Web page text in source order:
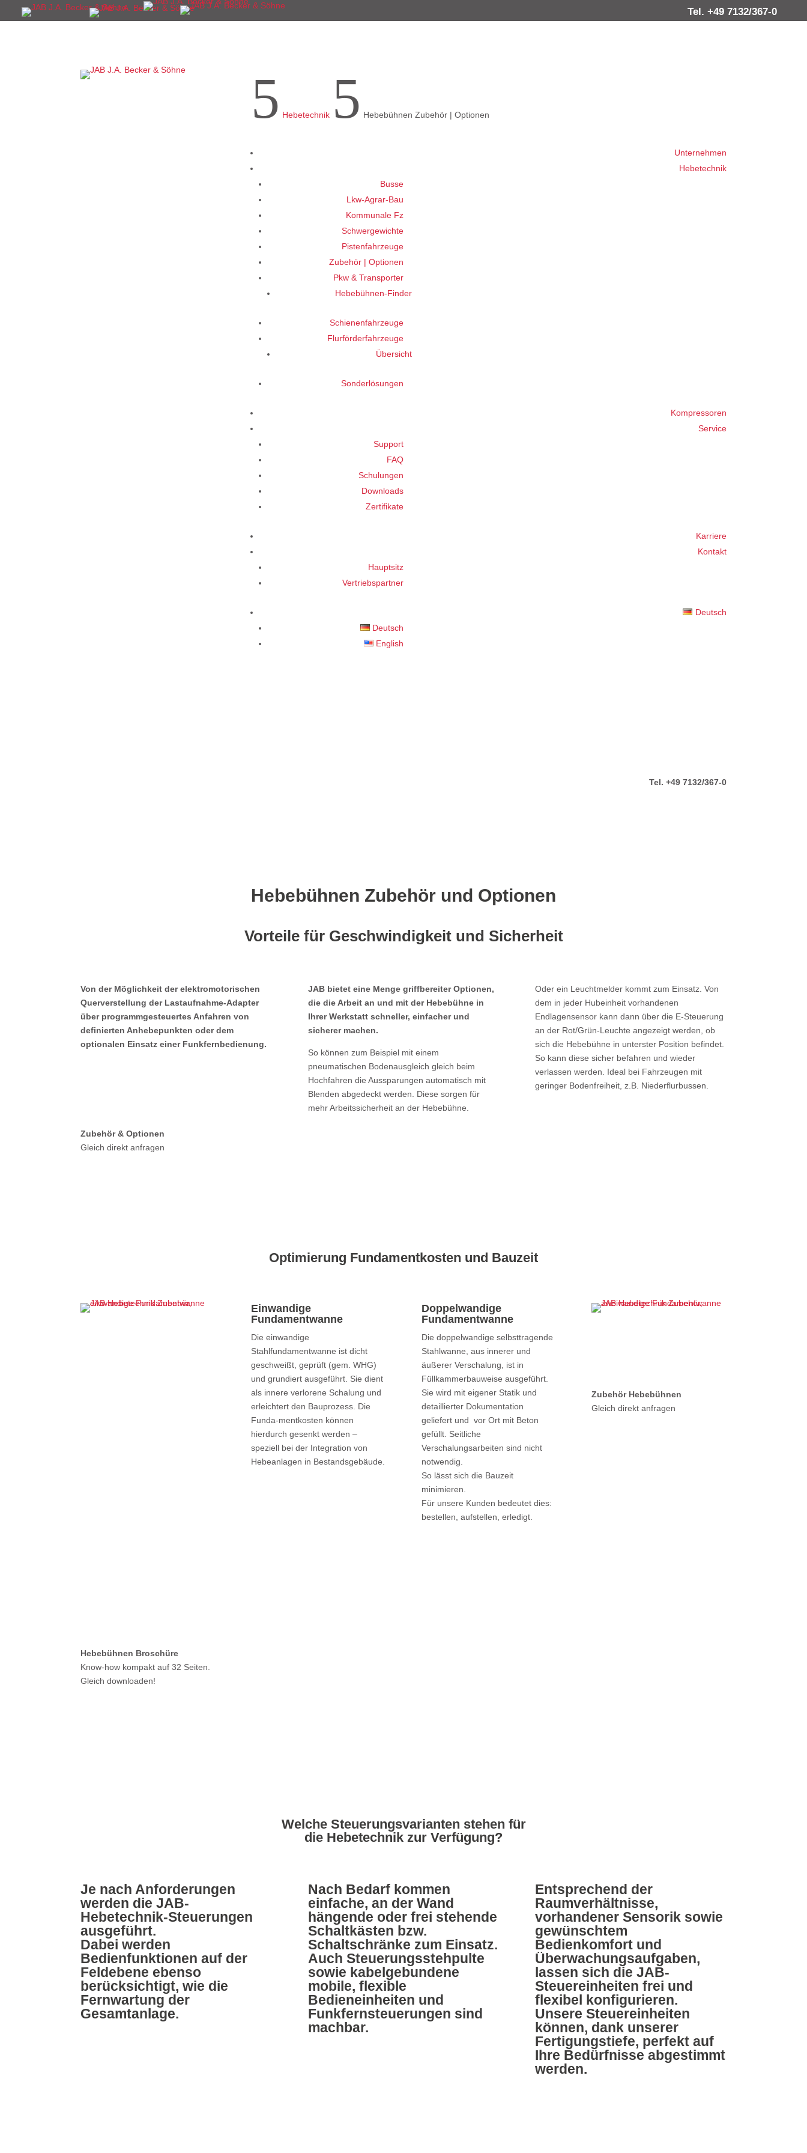
Tel. +49 7132/367-0
5 Hebetechnik 5 Hebebühnen Zubehör | Optionen
Unternehmen
Hebetechnik
Busse
Lkw-Agrar-Bau
Kommunale Fz
Schwergewichte
Pistenfahrzeuge
Zubehör | Optionen
Pkw & Transporter
Hebebühnen-Finder
Schienenfahrzeuge
Flurförderfahrzeuge
Übersicht
Sonderlösungen
Kompressoren
Service
Support
FAQ
Schulungen
Downloads
Zertifikate
Karriere
Kontakt
Hauptsitz
Vertriebspartner
Deutsch
Deutsch
English
Tel. +49 7132/367-0
Hebebühnen Zubehör und Optionen
Vorteile für Geschwindigkeit und Sicherheit
Von der Möglichkeit der elektromotorischen
Querverstellung der Lastaufnahme-Adapter
über programmgesteuertes Anfahren von
definierten Anhebepunkten oder dem
optionalen Einsatz einer Funkfernbedienung.
Zubehör & Optionen
Gleich direkt anfragen
JAB bietet eine Menge griffbereiter Optionen,
die die Arbeit an und mit der Hebebühne in
Ihrer Werkstatt schneller, einfacher und
sicherer machen.
So können zum Beispiel mit einem
pneumatischen Bodenausgleich gleich beim
Hochfahren die Aussparungen automatisch mit
Blenden abgedeckt werden. Diese sorgen für
mehr Arbeitssicherheit an der Hebebühne.
Oder ein Leuchtmelder kommt zum Einsatz. Von
dem in jeder Hubeinheit vorhandenen
Endlagensensor kann dann über die E-Steuerung
an der Rot/Grün-Leuchte angezeigt werden, ob
sich die Hebebühne in unterster Position befindet.
So kann diese sicher befahren und wieder
verlassen werden. Ideal bei Fahrzeugen mit
geringer Bodenfreiheit, z.B. Niederflurbussen.
Optimierung Fundamentkosten und Bauzeit
Einwandige
Fundamentwanne
Die einwandige
Stahlfundamentwanne ist dicht
geschweißt, geprüft (gem. WHG)
und grundiert aus­geführt. Sie dient
als innere verlorene Schalung und
erleichtert den Bauprozess. Die
Funda-mentkosten können
hierdurch gesenkt werden –
speziell bei der Integration von
Hebeanlagen in Bestands­gebäude.
Doppelwandige
Fundamentwanne
Die doppelwandige selbsttragende
Stahlwanne, aus innerer und
äußerer Verschalung, ist in
Füllkammerbauweise ausgeführt.
Sie wird mit eigener Statik und
detaillierter Dokumentation
geliefert und vor Ort mit Beton
gefüllt. Seitliche
Verschalungsarbeiten sind nicht
notwendig.
So lässt sich die Bauzeit
minimieren.
Für unsere Kunden bedeutet dies:
bestellen, aufstellen, erledigt.
Zubehör Hebebühnen
Gleich direkt anfragen
Hebebühnen Broschüre
Know-how kompakt auf 32 Seiten.
Gleich downloaden!
Welche Steuerungsvarianten stehen für
die Hebetechnik zur Verfügung?
Je nach Anforderungen
werden die JAB-
Hebetechnik-Steuerungen
ausgeführt.
Dabei werden
Bedienfunktionen auf der
Feldebene ebenso
berücksichtigt, wie die
Fernwartung der
Gesamtanlage.
Nach Bedarf kommen
einfache, an der Wand
hängende oder frei stehende
Schaltkästen bzw.
Schaltschränke zum Einsatz.
Auch Steuerungsstehpulte
sowie kabelgebundene
mobile, flexible
Bedieneinheiten und
Funkfernsteuerungen sind
machbar.
Entsprechend der
Raumverhältnisse,
vorhandener Sensorik sowie
gewünschtem
Bedienkomfort und
Überwachungs­aufgaben,
lassen sich die JAB-
Steuereinheiten frei und
flexibel konfigurieren.
Unsere Steuereinheiten
können, dank unserer
Fertigungstiefe, perfekt auf
Ihre Bedürfnisse abgestimmt
werden.